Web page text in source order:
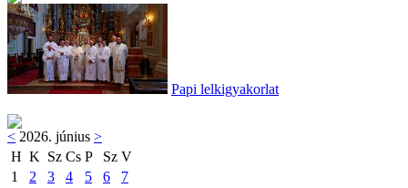
Papi lelkigyakorlat
< 2026. június >
H K Sz Cs P Sz V
1
2 3 4 5 6
7